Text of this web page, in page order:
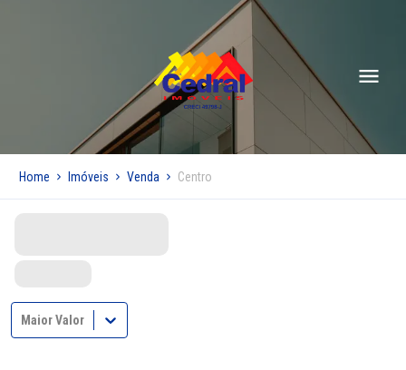
Home Imóveis Venda Centro
Maior Valor